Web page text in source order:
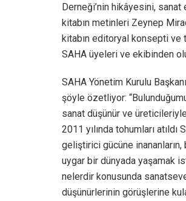
Derneği’nin hikâyesini,
kitabın metinleri Zeynep
kitabın editoryal konsepti ve
SAHA üyeleri ve ekibinden
SAHA Yönetim Kurulu
şöyle özetliyor:
sanat düşünür ve
2011 yılında tohumları atıldı
geliştirici gücüne
uygar bir dünyada yaşamak
nelerdir konusunda
düşünürlerinin görüşlerine